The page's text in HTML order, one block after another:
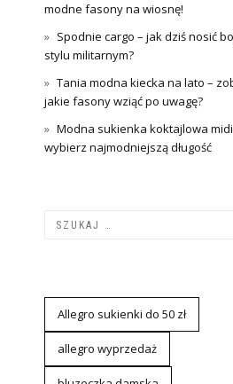
modne fasony na wiosnę!
Spodnie cargo – jak dziś nosić
stylu militarnym?
Tania modna kiecka na lato –
jakie fasony wziąć po uwagę?
Modna sukienka koktajlowa
wybierz najmodniejszą długość
Allegro sukienki do 50 zł
allegro wyprzedaż